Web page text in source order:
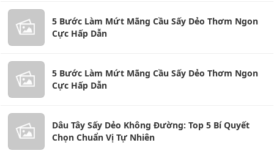
5 Bước Làm Mứt Mãng Cầu Sấy Dẻo Thơm Ngon
Cực Hấp Dẫn
5 Bước Làm Mứt Mãng Cầu Sấy Dẻo Thơm Ngon
Cực Hấp Dẫn
Dâu Tây Sấy Dẻo Không Đường: Top 5 Bí Quyết
Chọn Chuẩn Vị Tự Nhiên